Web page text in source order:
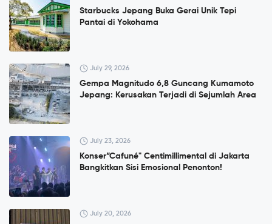
Starbucks Jepang Buka Gerai Unik Tepi
Pantai di Yokohama
July 29, 2026
Gempa Magnitudo 6,8 Guncang Kumamoto
Jepang: Kerusakan Terjadi di Sejumlah Area
July 23, 2026
Konser”Cafuné" Centimillimental di Jakarta
Bangkitkan Sisi Emosional Penonton!
July 20, 2026